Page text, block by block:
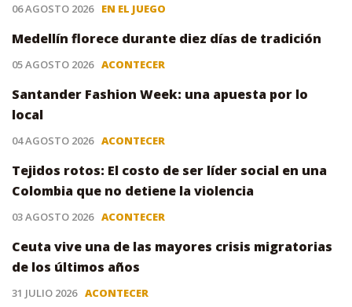
06 AGOSTO 2026 EN EL JUEGO
Medellín florece durante diez días de tradición
05 AGOSTO 2026 ACONTECER
Santander Fashion Week: una apuesta por lo
local
04 AGOSTO 2026 ACONTECER
Tejidos rotos: El costo de ser líder social en una
Colombia que no detiene la violencia
03 AGOSTO 2026 ACONTECER
Ceuta vive una de las mayores crisis migratorias
de los últimos años
31 JULIO 2026 ACONTECER